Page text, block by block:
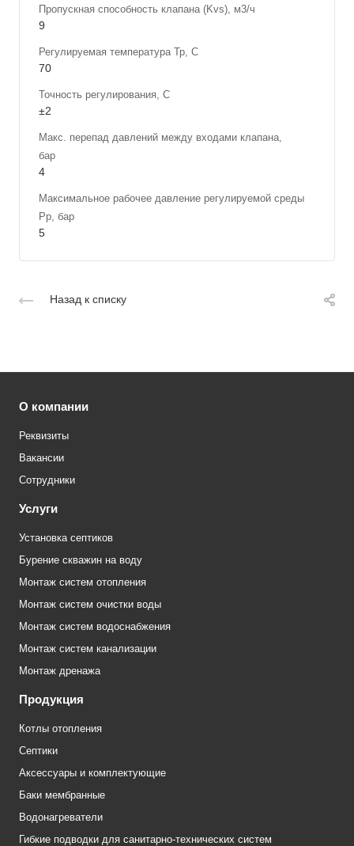
Пропускная способность клапана (Kvs), м3/ч
9
Регулируемая температура Тр, С
70
Точность регулирования, С
±2
Макс. перепад давлений между входами клапана,
бар
4
Максимальное рабочее давление регулируемой среды
Рр, бар
5
Назад к списку
О компании
Реквизиты
Вакансии
Сотрудники
Услуги
Установка септиков
Бурение скважин на воду
Монтаж систем отопления
Монтаж систем очистки воды
Монтаж систем водоснабжения
Монтаж систем канализации
Монтаж дренажа
Продукция
Котлы отопления
Септики
Аксессуары и комплектующие
Баки мембранные
Водонагреватели
Гибкие подводки для санитарно-технических систем